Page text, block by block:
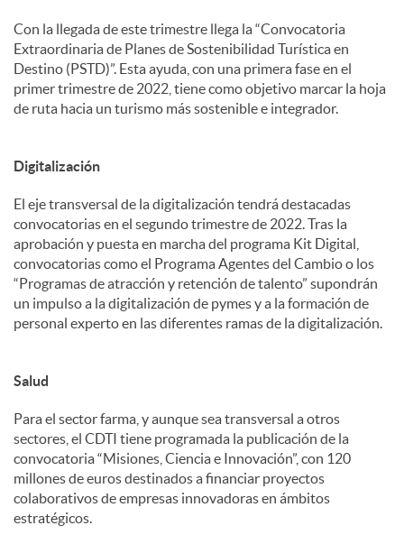
Con la llegada de este trimestre llega la “Convocatoria
Extraordinaria de Planes de Sostenibilidad Turística en
Destino (PSTD)”. Esta ayuda, con una primera fase en el
primer trimestre de 2022, tiene como objetivo marcar la hoja
de ruta hacia un turismo más sostenible e integrador.
Digitalización
El eje transversal de la digitalización tendrá destacadas
convocatorias en el segundo trimestre de 2022. Tras la
aprobación y puesta en marcha del programa Kit Digital,
convocatorias como el Programa Agentes del Cambio o los
“Programas de atracción y retención de talento” supondrán
un impulso a la digitalización de pymes y a la formación de
personal experto en las diferentes ramas de la digitalización.
Salud
Para el sector farma, y aunque sea transversal a otros
sectores, el CDTI tiene programada la publicación de la
convocatoria “Misiones, Ciencia e Innovación”, con 120
millones de euros destinados a financiar proyectos
colaborativos de empresas innovadoras en ámbitos
estratégicos.